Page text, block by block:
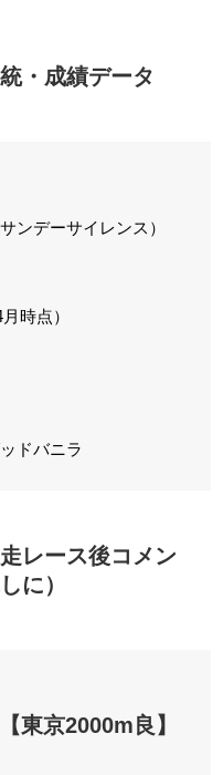
・成績データ
ンデーサイレンス）
時点）
ドバニラ
レース後コメン
に）
東京2000m良】